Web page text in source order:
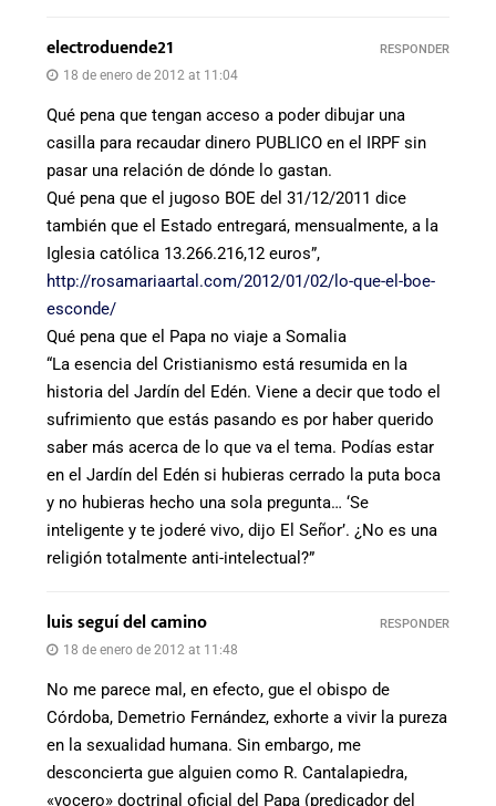
electroduende21
18 de enero de 2012 at 11:04
Qué pena que tengan acceso a poder dibujar una
casilla para recaudar dinero PUBLICO en el IRPF sin
pasar una relación de dónde lo gastan.
Qué pena que el jugoso BOE del 31/12/2011 dice
también que el Estado entregará, mensualmente, a la
Iglesia católica 13.266.216,12 euros”,
http://rosamariaartal.com/2012/01/02/lo-que-el-boe-
esconde/
Qué pena que el Papa no viaje a Somalia
“La esencia del Cristianismo está resumida en la
historia del Jardín del Edén. Viene a decir que todo el
sufrimiento que estás pasando es por haber querido
saber más acerca de lo que va el tema. Podías estar
en el Jardín del Edén si hubieras cerrado la puta boca
y no hubieras hecho una sola pregunta… ‘Se
inteligente y te joderé vivo, dijo El Señor’. ¿No es una
religión totalmente anti-intelectual?”
RESPONDER
luis seguí del camino
18 de enero de 2012 at 11:48
No me parece mal, en efecto, gue el obispo de
Córdoba, Demetrio Fernández, exhorte a vivir la pureza
en la sexualidad humana. Sin embargo, me
desconcierta gue alguien como R. Cantalapiedra,
«vocero» doctrinal oficial del Papa (predicador del
RESPONDER